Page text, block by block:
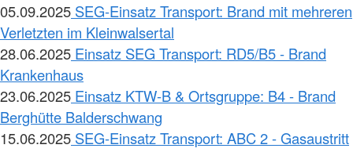
05.09.2025 SEG-Einsatz Transport: Brand mit mehreren
Verletzten im Kleinwalsertal
28.06.2025 Einsatz SEG Transport: RD5/B5 - Brand
Krankenhaus
23.06.2025 Einsatz KTW-B & Ortsgruppe: B4 - Brand
Berghütte Balderschwang
15.06.2025 SEG-Einsatz Transport: ABC 2 - Gasaustritt